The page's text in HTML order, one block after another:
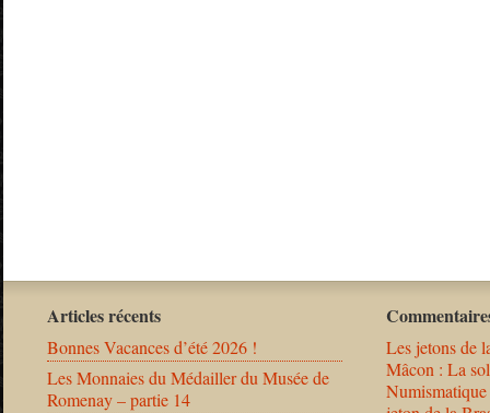
Articles récents
Bonnes Vacances d’été 2026 !
Les Monnaies du Médailler du Musée de
Romenay – partie 14
Les jetons de
Mâcon : La